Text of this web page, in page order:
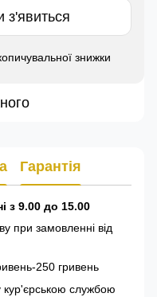
з'явиться
знижки
Гарантія
з 9.00 до 15.00
при замовленні від
250 гривень
кур'єрською службою